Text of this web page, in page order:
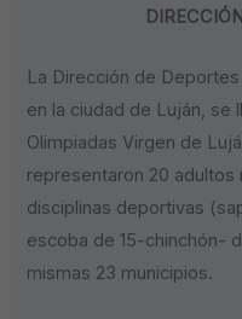
La Dirección de
en la ciudad de Luján, se
Olimpiadas Virgen de
representaron 20
disciplinas deportivas
escoba de 15-chinchón-
mismas 23 municipios.